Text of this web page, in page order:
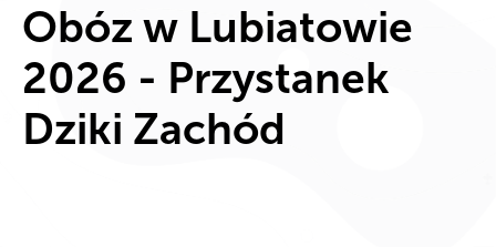
Obóz w Lubiatowie
2026 - Przystanek
Dziki Zachód